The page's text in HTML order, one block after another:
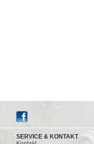
SERVICE & KONTAKT